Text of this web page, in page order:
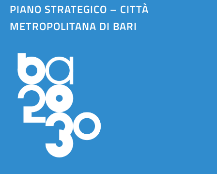
PIANO STRATEGICO – CITTÀ
METROPOLITANA DI BARI